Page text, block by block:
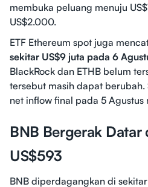
membuka peluang menuju
US$2.000.
ETF Ethereum spot juga
sekitar US$9 juta pada 6
BlackRock dan ETHB belum
tersebut masih dapat
net inflow final pada 5
BNB Bergerak Datar
US$593
BNB diperdagangkan di sekitar